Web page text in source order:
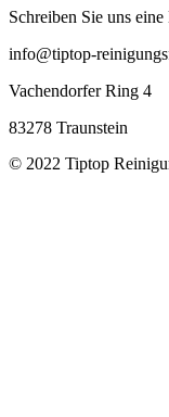
Schreiben Sie uns
info@tiptop-
Vachendorfer Ring 4
83278 Traunstein
© 2022 Tiptop